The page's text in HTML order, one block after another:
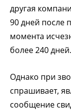
другая
90 дней после
момента
более 240 дней.
Однако при
спрашивает,
сообщение